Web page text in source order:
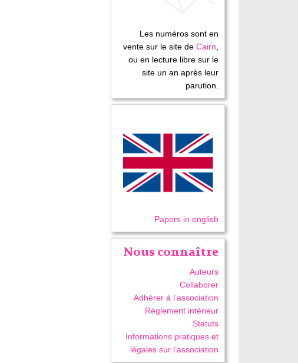
Les numéros sont en
vente sur le site deCairn,
ou en lecture libre sur le
site un an après leur
parution.
Papers in english
Nous connaître
Auteurs
Collaborer
Adhérer à l’association
Réglement intérieur
Statuts
Informations pratiques et
légales sur l’association